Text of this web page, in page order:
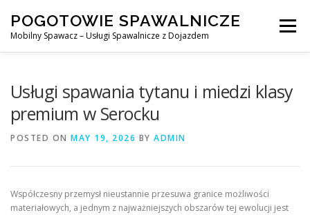
content
POGOTOWIE SPAWALNICZE
Mobilny Spawacz – Usługi Spawalnicze z Dojazdem
Menu
Usługi spawania tytanu i miedzi klasy
premium w Serocku
POSTED ON MAY 19, 2026 BY ADMIN
Współczesny przemysł nieustannie przesuwa granice możliwości
materiałowych, a jednym z najważniejszych obszarów tej ewolucji jest